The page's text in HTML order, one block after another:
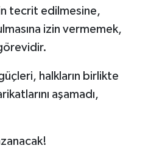
tecrit edilmesine,
izin vermemek,
halkların birlikte
aşamadı,